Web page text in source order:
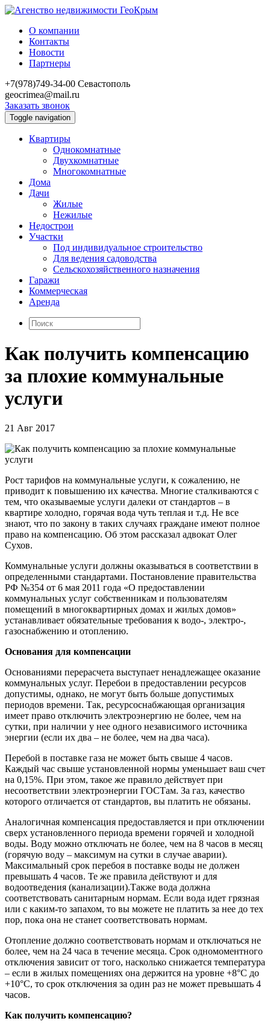
О компании
Контакты
Новости
Партнеры
+7(978)749-34-00 Севастополь
geocrimea@mail.ru
Заказать звонок
Toggle navigation
Квартиры
Однокомнатные
Двухкомнатные
Многокомнатные
Дома
Дачи
Жилые
Нежилые
Недострои
Участки
Под индивидуальное строительство
Для ведения садоводства
Сельскохозяйственного назначения
Гаражи
Коммерческая
Аренда
Как получить компенсацию
за плохие коммунальные
услуги
21 Авг 2017
Рост тарифов на коммунальные услуги, к сожалению, не
приводит к повышению их качества. Многие сталкиваются с
тем, что оказываемые услуги далеки от стандартов – в
квартире холодно, горячая вода чуть теплая и т.д. Не все
знают, что по закону в таких случаях граждане имеют полное
право на компенсацию. Об этом рассказал адвокат Олег
Сухов.
Коммунальные услуги должны оказываться в соответствии в
определенными стандартами. Постановление правительства
РФ №354 от 6 мая 2011 года «О предоставлении
коммунальных услуг собственникам и пользователям
помещений в многоквартирных домах и жилых домов»
устанавливает обязательные требования к водо-, электро-,
газоснабжению и отоплению.
Основания для компенсации
Основаниями перерасчета выступает ненадлежащее оказание
коммунальных услуг. Перебои в предоставлении ресурсов
допустимы, однако, не могут быть больше допустимых
периодов времени. Так, ресурсоснабжающая организация
имеет право отключить электроэнергию не более, чем на
сутки, при наличии у нее одного независимого источника
энергии (если их два – не более, чем на два часа).
Перебой в поставке газа не может быть свыше 4 часов.
Каждый час свыше установленной нормы уменьшает ваш счет
на 0,15%. При этом, такое же правило действует при
несоответствии электроэнергии ГОСТам. За газ, качество
которого отличается от стандартов, вы платить не обязаны.
Аналогичная компенсация предоставляется и при отключении
сверх установленного периода времени горячей и холодной
воды. Воду можно отключать не более, чем на 8 часов в месяц
(горячую воду – максимум на сутки в случае аварии).
Максимальный срок перебоя в поставке воды не должен
превышать 4 часов. Те же правила действуют и для
водоотведения (канализации).Также вода должна
соответствовать санитарным нормам. Если вода идет грязная
или с каким-то запахом, то вы можете не платить за нее до тех
пор, пока она не станет соответствовать нормам.
Отопление должно соответствовать нормам и отключаться не
более, чем на 24 часа в течение месяца. Срок одномоментного
отключения зависит от того, насколько снижается температура
– если в жилых помещениях она держится на уровне +8°C до
+10°C, то срок отключения за один раз не может превышать 4
часов.
Как получить компенсацию?